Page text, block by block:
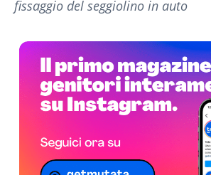
fissaggio del seggiolino in auto